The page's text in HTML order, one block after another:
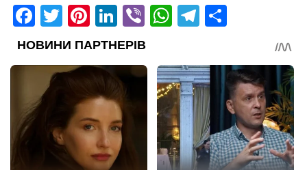
Facebook
Twitter
Pinterest
LinkedIn
ViberWhatsApp
Telegram